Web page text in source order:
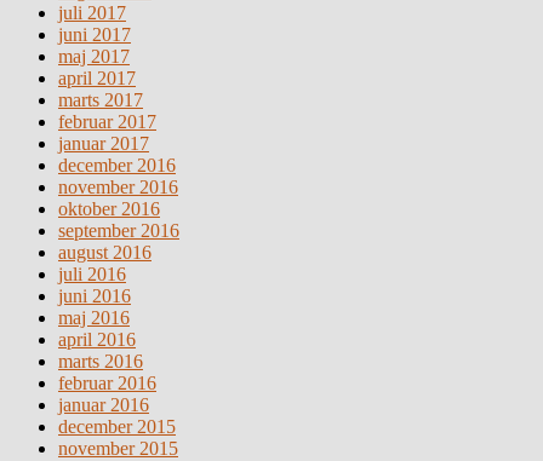
juli 2017
juni 2017
maj 2017
april 2017
marts 2017
februar 2017
januar 2017
december 2016
november 2016
oktober 2016
september 2016
august 2016
juli 2016
juni 2016
maj 2016
april 2016
marts 2016
februar 2016
januar 2016
december 2015
november 2015